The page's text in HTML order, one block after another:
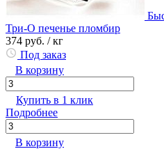
Три-О печенье пломбир
374 руб. / кг
Под заказ
В корзину
Купить в 1 клик
Подробнее
В корзину